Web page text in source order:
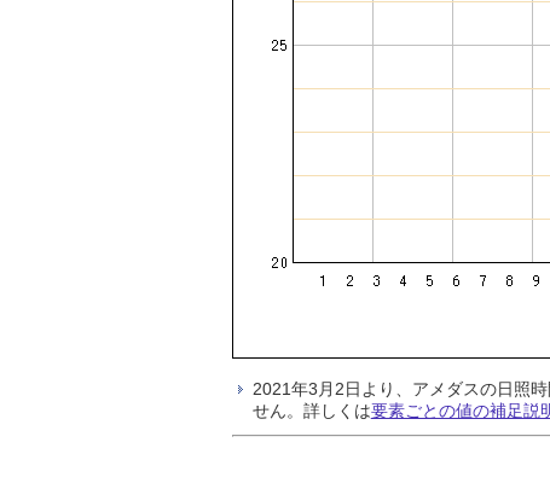
2021年3月2日より、アメダスの日照
せん。詳しくは要素ごとの値の補足説